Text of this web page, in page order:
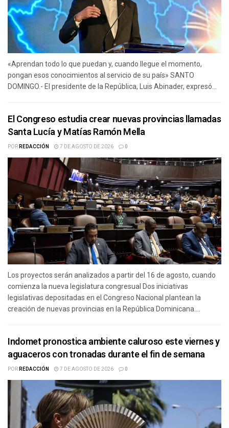
«Aprendan todo lo que puedan y, cuando llegue el momento,
pongan esos conocimientos al servicio de su país» SANTO
DOMINGO.- El presidente de la República, Luis Abinader, expresó...
El Congreso estudia crear nuevas provincias llamadas
Santa Lucía y Matías Ramón Mella
PORREDACCIÓN 7 DE AGOSTO DE 2026 0
Los proyectos serán analizados a partir del 16 de agosto, cuando
comienza la nueva legislatura congresual Dos iniciativas
legislativas depositadas en el Congreso Nacional plantean la
creación de nuevas provincias en la República Dominicana....
Indomet pronostica ambiente caluroso este viernes y
aguaceros con tronadas durante el fin de semana
PORREDACCIÓN 7 DE AGOSTO DE 2026 0